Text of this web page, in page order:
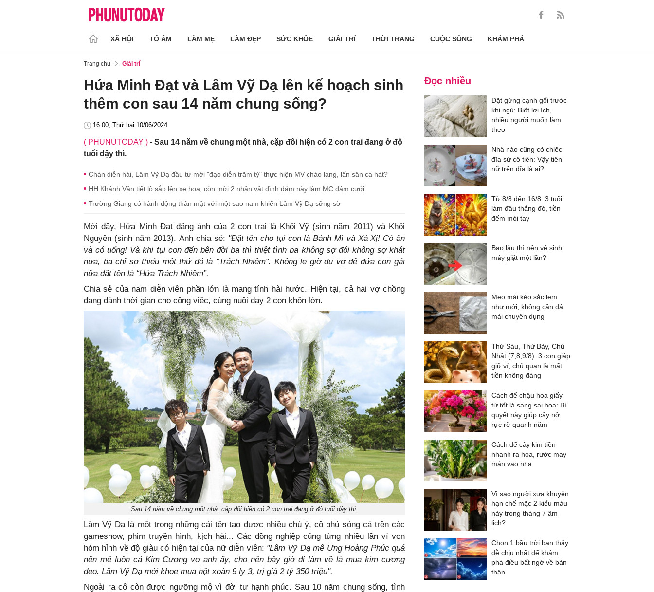
XÃ HỘI TỔ ẤM LÀM MẸ LÀM ĐẸP SỨC KHỎE GIẢI TRÍ THỜI TRANG CUỘC SỐNG KHÁM PHÁ
Trang chủ Giải trí
Hứa Minh Đạt và Lâm Vỹ Dạ lên kế hoạch sinh
thêm con sau 14 năm chung sống?
16:00, Thứ hai 10/06/2024
( PHUNUTODAY ) - Sau 14 năm về chung một nhà, cặp đôi hiện có 2 con trai đang ở độ
tuổi dậy thì.
Chán diễn hài, Lâm Vỹ Dạ đầu tư mời "đạo diễn trăm tỷ" thực hiện MV chào làng, lấn sân ca hát?
HH Khánh Vân tiết lộ sắp lên xe hoa, còn mời 2 nhân vật đình đám này làm MC đám cưới
Trường Giang có hành động thân mật với một sao nam khiến Lâm Vỹ Dạ sững sờ
Mới đây, Hứa Minh Đạt đăng ảnh của 2 con trai là Khôi Vỹ (sinh năm 2011) và Khôi
Nguyên (sinh năm 2013). Anh chia sẻ: "Đặt tên cho tụi con là Bánh Mì và Xá Xị! Có ăn
và có uống! Và khi tụi con đến bên đời ba thì thiệt tình ba không sợ đói không sợ khát
nữa, ba chỉ sợ thiếu một thứ đó là “Trách Nhiệm". Không lẽ giờ dụ vợ đẻ đứa con gái
nữa đặt tên là “Hứa Trách Nhiệm”.
Chia sẻ của nam diễn viên phần lớn là mang tính hài hước. Hiện tại, cả hai vợ chồng
đang dành thời gian cho công việc, cùng nuôi dạy 2 con khôn lớn.
Sau 14 năm về chung một nhà, cặp đôi hiện có 2 con trai đang ở độ tuổi dậy thì.
Lâm Vỹ Dạ là một trong những cái tên tạo được nhiều chú ý, cô phủ sóng cả trên các
gameshow, phim truyền hình, kịch hài... Các đồng nghiệp cũng từng nhiều lần ví von
hóm hỉnh về độ giàu có hiện tại của nữ diễn viên: "Lâm Vỹ Dạ mê Ưng Hoàng Phúc quá
nên mê luôn cả Kim Cương vợ anh ấy, cho nên bây giờ đi làm về là mua kim cương
đeo. Lâm Vỹ Dạ mới khoe mua hột xoàn 9 ly 3, trị giá 2 tỷ 350 triệu".
Ngoài ra cô còn được ngưỡng mộ vì đời tư hạnh phúc. Sau 10 năm chung sống, tình
Đọc nhiều
Đặt gừng cạnh gối trước
khi ngủ: Biết lợi ích,
nhiều người muốn làm
theo
Nhà nào cũng có chiếc
đĩa sứ cô tiên: Vậy tiên
nữ trên đĩa là ai?
Từ 8/8 đến 16/8: 3 tuổi
làm đâu thắng đó, tiền
đếm mỏi tay
Bao lâu thì nên vệ sinh
máy giặt một lần?
Mẹo mài kéo sắc lẹm
như mới, không cần đá
mài chuyên dụng
Thứ Sáu, Thứ Bảy, Chủ
Nhật (7,8,9/8): 3 con giáp
giữ ví, chủ quan là mất
tiền không đáng
Cách để chậu hoa giấy
từ tốt lá sang sai hoa: Bí
quyết này giúp cây nở
rực rỡ quanh năm
Cách để cây kim tiền
nhanh ra hoa, rước may
mắn vào nhà
Vì sao người xưa khuyên
hạn chế mặc 2 kiểu màu
này trong tháng 7 âm
lịch?
Chọn 1 bầu trời bạn thấy
dễ chịu nhất để khám
phá điều bất ngờ về bản
thân